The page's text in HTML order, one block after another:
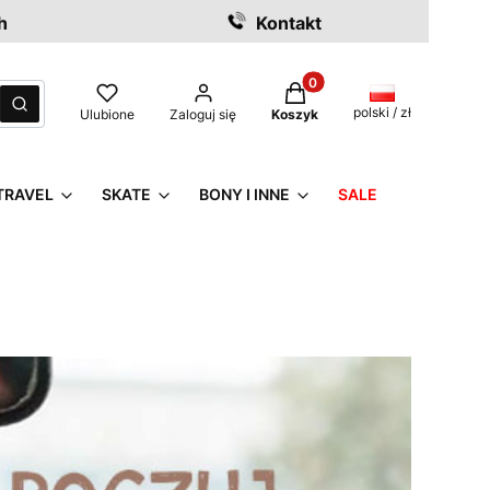
Kontakt
Szukaj Ulubione Zaloguj się
Produkty w koszyku: 0.
Koszyk polski / zł
SKATE BONY I INNE SALE